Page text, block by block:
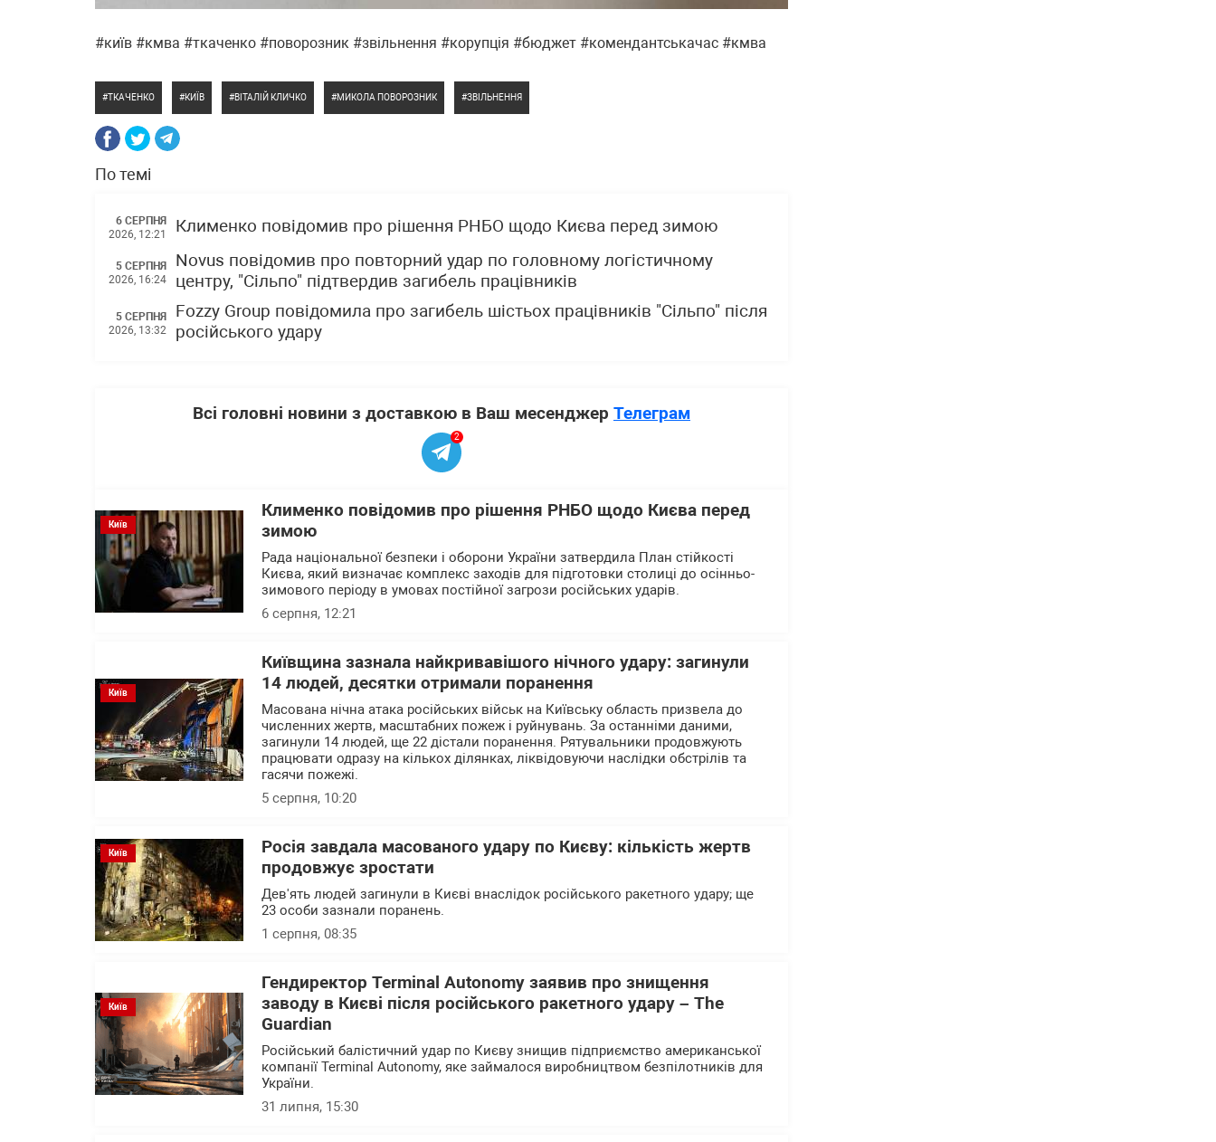
#київ #кмва #ткаченко #поворозник #звільнення #корупція #бюджет #комендантськачас #кмва
ТКАЧЕНКО КИЇВ ВІТАЛІЙ КЛИЧКО МИКОЛА ПОВОРОЗНИК ЗВІЛЬНЕННЯ
По темі
6 СЕРПНЯ
2026, 12:21
Клименко повідомив про рішення РНБО щодо Києва перед зимою
5 СЕРПНЯ
2026, 16:24
Novus повідомив про повторний удар по головному логістичному
центру, "Сільпо" підтвердив загибель працівників
5 СЕРПНЯ
2026, 13:32
Fozzy Group повідомила про загибель шістьох працівників "Сільпо" після
російського удару
Всі головні новини з доставкою в Ваш месенджер Телеграм
2
Київ
Клименко повідомив про рішення РНБО щодо Києва перед
зимою
Рада національної безпеки і оборони України затвердила План стійкості
Києва, який визначає комплекс заходів для підготовки столиці до осінньо-
зимового періоду в умовах постійної загрози російських ударів.
6 серпня, 12:21
Київ
Київщина зазнала найкривавішого нічного удару: загинули
14 людей, десятки отримали поранення
Масована нічна атака російських військ на Київську область призвела до
численних жертв, масштабних пожеж і руйнувань. За останніми даними,
загинули 14 людей, ще 22 дістали поранення. Рятувальники продовжують
працювати одразу на кількох ділянках, ліквідовуючи наслідки обстрілів та
гасячи пожежі.
5 серпня, 10:20
Київ
Росія завдала масованого удару по Києву: кількість жертв
продовжує зростати
Дев'ять людей загинули в Києві внаслідок російського ракетного удару; ще
23 особи зазнали поранень.
1 серпня, 08:35
Київ
Гендиректор Terminal Autonomy заявив про знищення
заводу в Києві після російського ракетного удару – The
Guardian
Російський балістичний удар по Києву знищив підприємство американської
компанії Terminal Autonomy, яке займалося виробництвом безпілотників для
України.
31 липня, 15:30